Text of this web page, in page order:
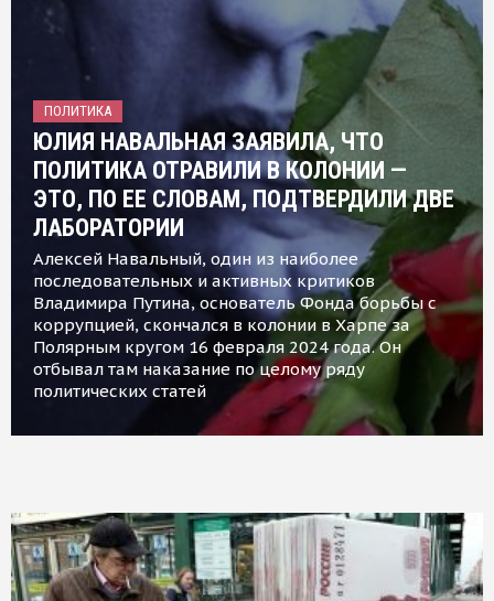
ПОЛИТИКА
ЮЛИЯ НАВАЛЬНАЯ ЗАЯВИЛА, ЧТО
ПОЛИТИКА ОТРАВИЛИ В КОЛОНИИ —
ЭТО, ПО ЕЕ СЛОВАМ, ПОДТВЕРДИЛИ ДВЕ
ЛАБОРАТОРИИ
Алексей Навальный, один из наиболее
последовательных и активных критиков
Владимира Путина, основатель Фонда борьбы с
коррупцией, скончался в колонии в Харпе за
Полярным кругом 16 февраля 2024 года. Он
отбывал там наказание по целому ряду
политических статей